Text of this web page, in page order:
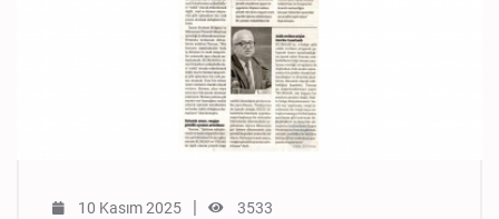
10 Kasım 2025 3533